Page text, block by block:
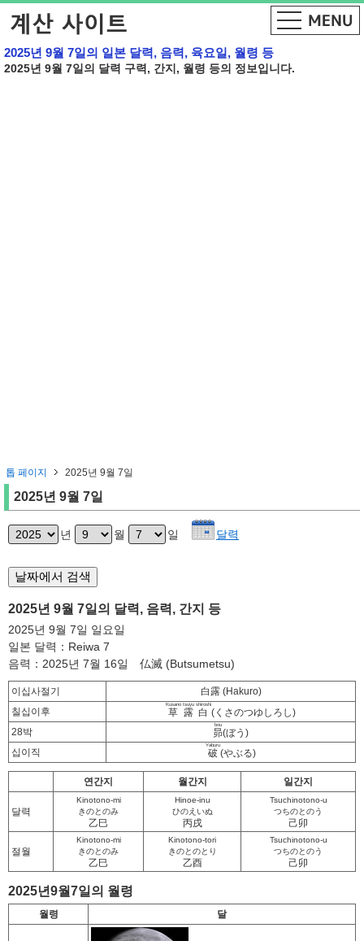
2025년 9월 7일의 일본 달력, 음력, 육요일, 월령 등
2025년 9월 7일의 달력 구력, 간지, 월령 등의 정보입니다.
톱 페이지 2025년 9월 7일
2025년 9월 7일
년 월 일 달력
2025년 9월 7일의 달력, 음력, 간지 등
2025년 9월 7일 일요일
일본 달력：Reiwa 7
음력：2025년 7월 16일 仏滅 (Butsumetsu)
이십사절기
白露 (Hakuro)
칠십이후
草露白
Kusano tsuyu shiroshi
(くさのつゆしろし)
28박
昴
bou
(ぼう)
십이직
破
Yaburu
(やぶる)
연간지 월간지 일간지
달력
Kinotono-mi
きのとのみ
乙巳
Hinoe-inu
ひのえいぬ
丙戌
Tsuchinotono-u
つちのとのう
己卯
절월
Kinotono-mi
きのとのみ
乙巳
Kinotono-tori
きのとのとり
乙酉
Tsuchinotono-u
つちのとのう
己卯
2025년9월7일의 월령
월령 달